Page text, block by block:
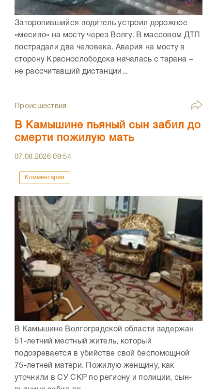
Заторопившийся водитель устроил дорожное
«месиво» на мосту через Волгу. В массовом ДТП
пострадали два человека. Авария на мосту в
сторону Краснослободска началась с тарана –
не рассчитавший дистанции...
Происшествия
В Камышине пьяный сын забил до
смерти пожилую мать
07.08.202609:54
Комментарии
В Камышине Волгоградской области задержан
51-летний местный житель, который
подозревается в убийстве свой беспомощной
75-летней матери. Пожилую женщину, как
уточнили в СУ СКР по региону и полиции, сын-